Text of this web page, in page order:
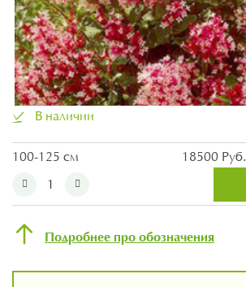
В наличии
100-125 см 18500 Руб.
Подробнее про обозначения